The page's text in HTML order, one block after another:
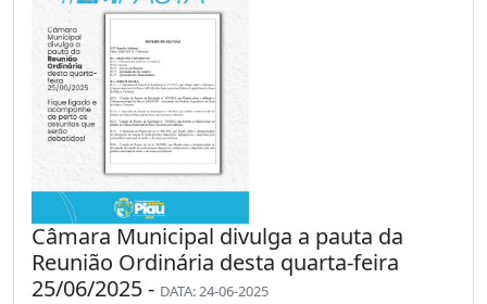
Câmara Municipal divulga a pauta da
Reunião Ordinária desta quarta-feira
25/06/2025 - DATA: 24-06-2025